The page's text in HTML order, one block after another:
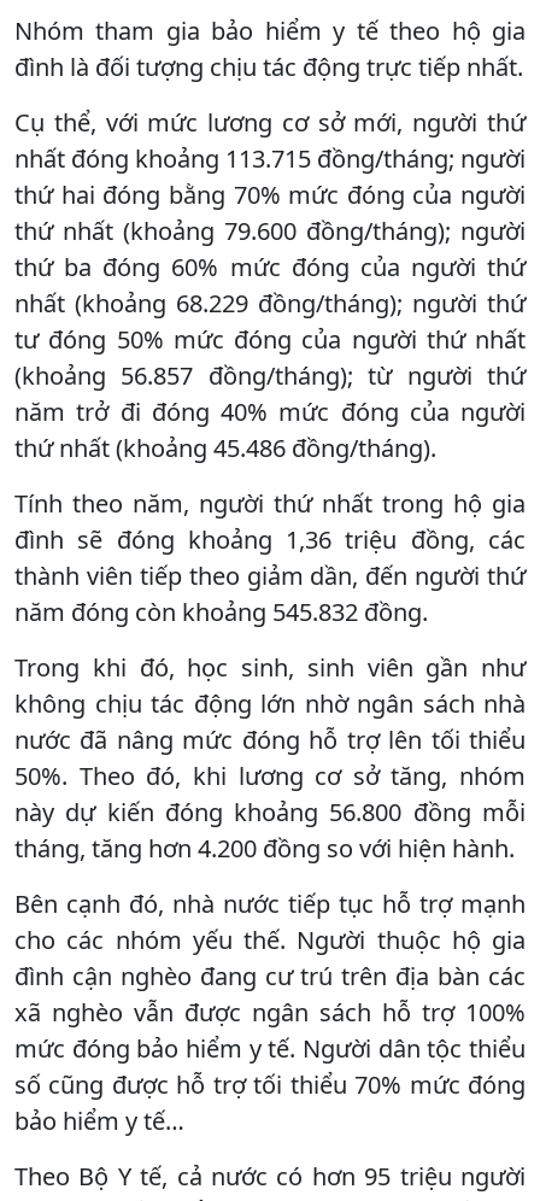
Nhóm tham gia bảo hiểm y tế theo hộ gia
đình là đối tượng chịu tác động trực tiếp nhất.
Cụ thể, với mức lương cơ sở mới, người thứ
nhất đóng khoảng 113.715 đồng/tháng; người
thứ hai đóng bằng 70% mức đóng của người
thứ nhất (khoảng 79.600 đồng/tháng); người
thứ ba đóng 60% mức đóng của người thứ
nhất (khoảng 68.229 đồng/tháng); người thứ
tư đóng 50% mức đóng của người thứ nhất
(khoảng 56.857 đồng/tháng); từ người thứ
năm trở đi đóng 40% mức đóng của người
thứ nhất (khoảng 45.486 đồng/tháng).
Tính theo năm, người thứ nhất trong hộ gia
đình sẽ đóng khoảng 1,36 triệu đồng, các
thành viên tiếp theo giảm dần, đến người thứ
năm đóng còn khoảng 545.832 đồng.
Trong khi đó, học sinh, sinh viên gần như
không chịu tác động lớn nhờ ngân sách nhà
nước đã nâng mức đóng hỗ trợ lên tối thiểu
50%. Theo đó, khi lương cơ sở tăng, nhóm
này dự kiến đóng khoảng 56.800 đồng mỗi
tháng, tăng hơn 4.200 đồng so với hiện hành.
Bên cạnh đó, nhà nước tiếp tục hỗ trợ mạnh
cho các nhóm yếu thế. Người thuộc hộ gia
đình cận nghèo đang cư trú trên địa bàn các
xã nghèo vẫn được ngân sách hỗ trợ 100%
mức đóng bảo hiểm y tế. Người dân tộc thiểu
số cũng được hỗ trợ tối thiểu 70% mức đóng
bảo hiểm y tế…
Theo Bộ Y tế, cả nước có hơn 95 triệu người